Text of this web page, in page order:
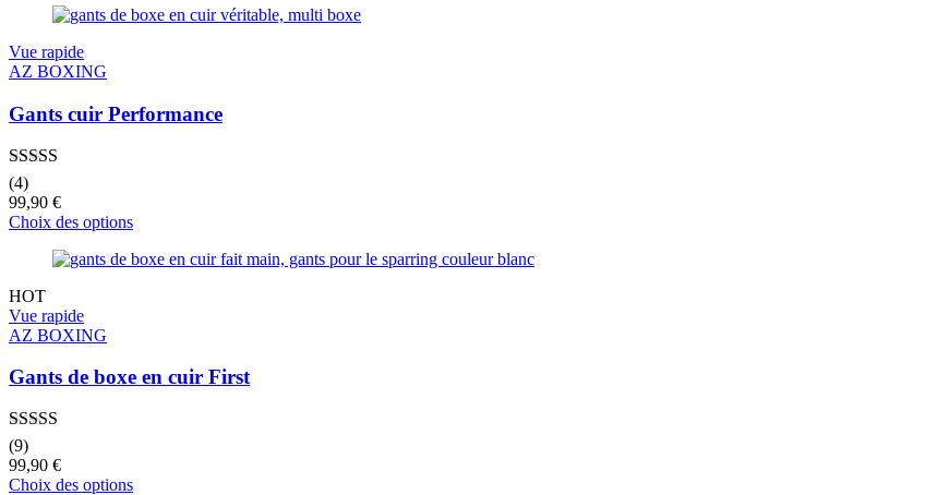
Vue rapide
AZ BOXING
Gants cuir Performance
Note
5
(4)
99,90 €
Choix des options
HOT
Vue rapide
AZ BOXING
Gants de boxe en cuir First
Note
sur 5
(9)
99,90 €
Choix des options